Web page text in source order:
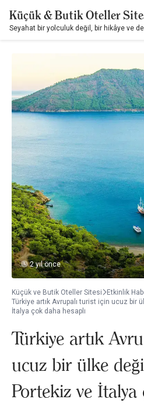
Küçük & Butik Oteller
Seyahat bir yolculuk değil, bir hikâye ve
2 yıl önce
Küçük ve Butik Oteller Sitesi
Etkinlik
Türkiye artık Avrupalı turist için ucuz bir
İtalya çok daha hesaplı
Türkiye artık
ucuz bir ülke
Portekiz ve İtalya